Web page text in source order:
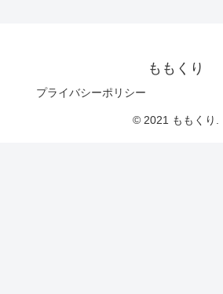
ももくり
プライバシーポリシー
© 2021 ももくり.